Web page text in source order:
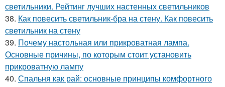
светильники. Рейтинг лучших настенных светильников
38. Как повесить светильник-бра на стену. Как повесить
светильник на стену
39. Почему настольная или прикроватная лампа.
Основные причины, по которым стоит установить
прикроватную лампу
40. Спальня как рай: основные принципы комфортного